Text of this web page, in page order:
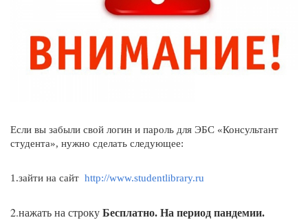
Если вы забыли свой логин и пароль для ЭБС «Консультант
студента», нужно сделать следующее:
1.зайти на сайт http://www.studentlibrary.ru
2.нажать на строку Бесплатно. На период пандемии.